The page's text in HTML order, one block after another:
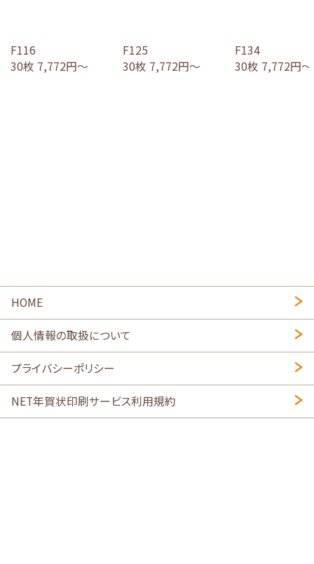
F116
30枚 7,772円～
F125
30枚 7,772円～
F134
30枚 7,772円～
HOME
個人情報の取扱について
プライバシーポリシー
NET年賀状印刷サービス利用規約